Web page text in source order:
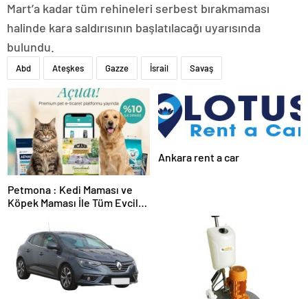
Mart’a kadar tüm rehineleri serbest bırakmaması
halinde kara saldırısının başlatılacağı uyarısında
bulundu.
Abd Ateşkes Gazze İsrail Savaş
Petmona : Kedi Maması ve
Köpek Maması İle Tüm Evcil
Ankara rent a car